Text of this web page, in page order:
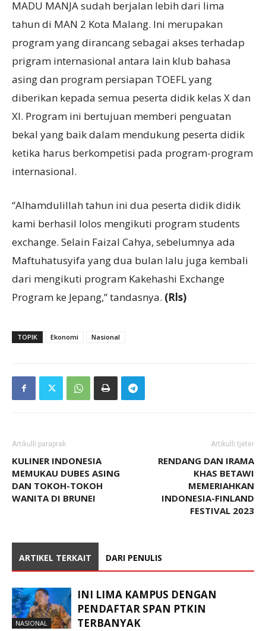
MADU MANJA sudah berjalan lebih dari lima
tahun di MAN 2 Kota Malang. Ini merupakan
program yang dirancang sebagai akses terhadap
prigram internasional antara lain klub bahasa
asing dan program persiapan TOEFL yang
diberikan kepada semua peserta didik kelas X dan
XI. Program ini bertujuan memberi penguatan
bekal yang baik dalam mendukung peserta didik
ketika harus berkompetisi pada program-program
internasional.
“Alhamdulillah tahun ini dua peserta didik didik
kami berhasil lolos mengikuti program students
exchange. Selain Faizal Cahya, sebelumnya ada
Maftuhatusyifa yang dua bulan lalu juga kembali
dari mengikuti program Kakehashi Exchange
Program ke Jepang,” tandasnya. (Rls)
TOPIK Ekonomi Nasional
Artikulli paraprak
KULINER INDONESIA
MEMUKAU DUBES ASING
DAN TOKOH-TOKOH
WANITA DI BRUNEI
Artikulli tjetër
RENDANG DAN IRAMA
KHAS BETAWI
MEMERIAHKAN
INDONESIA-FINLAND
FESTIVAL 2023
ARTIKEL TERKAIT DARI PENULIS
NASIONAL
INI LIMA KAMPUS DENGAN
PENDAFTAR SPAN PTKIN
TERBANYAK